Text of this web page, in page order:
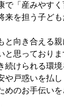
で「産みやす
来を担う子ど
と向き合える親
思っておりま
続けられる環
戸惑いを払し
めのお手伝い